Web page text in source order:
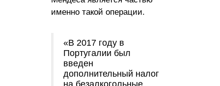
именно такой операции.
«В 2017 году в
Португалии был
введен
дополнительный налог
на безалкогольные